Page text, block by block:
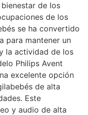
de los
de los
se ha convertido
para mantener un
la actividad de los
Philips Avent
excelente opción
de alta
Este
y audio de alta